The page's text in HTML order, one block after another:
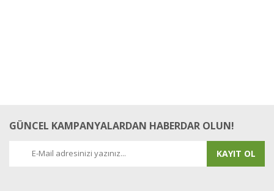
GÜNCEL KAMPANYALARDAN HABERDAR OLUN!
KAYIT OL